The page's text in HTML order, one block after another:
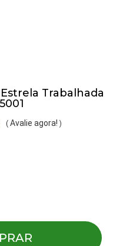
Trabalhada
( Avalie agora! )